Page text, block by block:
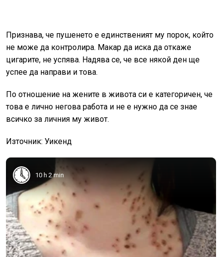
Признава, че пушенето е единственият му порок, който
не може да контролира. Макар да иска да откаже
цигарите, не успява. Надява се, че все някой ден ще
успее да направи и това.
По отношение на жените в живота си е категоричен, че
това е лично негова работа и не е нужно да се знае
всичко за личния му живот.
Източник: Уикенд
10 h 2 min